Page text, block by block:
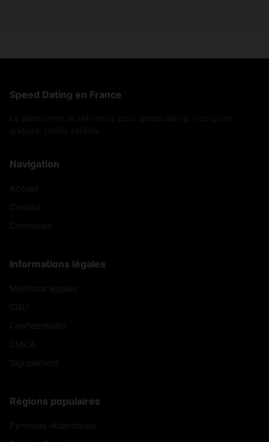
Speed Dating en France
Navigation
Informations légales
Régions populaires